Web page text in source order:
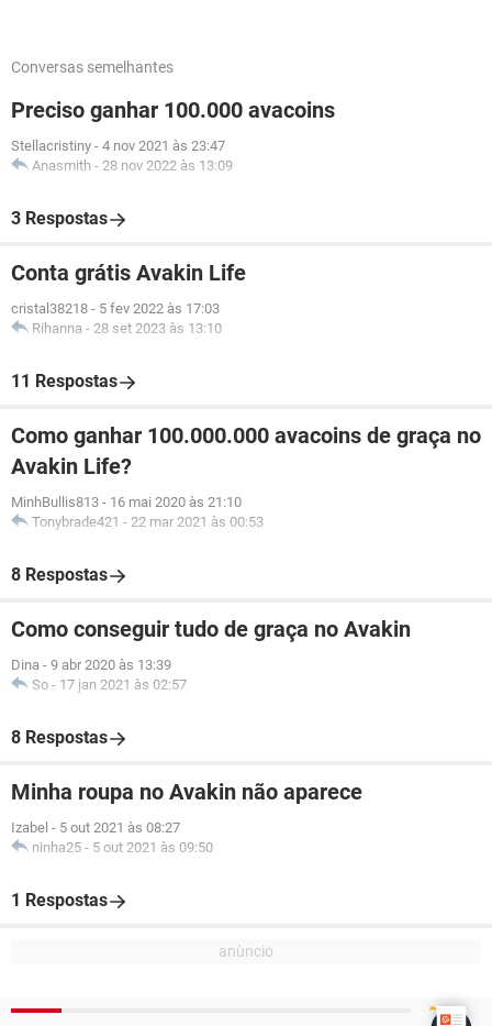
Conversas semelhantes
Preciso ganhar 100.000 avacoins
Stellacristiny - 4 nov 2021 às 23:47
Anasmith - 28 nov 2022 às 13:09
3 Respostas
Conta grátis Avakin Life
cristal38218 - 5 fev 2022 às 17:03
Rihanna - 28 set 2023 às 13:10
11 Respostas
Como ganhar 100.000.000 avacoins de graça no
Avakin Life?
MinhBullis813 - 16 mai 2020 às 21:10
Tonybrade421 - 22 mar 2021 às 00:53
8 Respostas
Como conseguir tudo de graça no Avakin
Dina - 9 abr 2020 às 13:39
So - 17 jan 2021 às 02:57
8 Respostas
Minha roupa no Avakin não aparece
Izabel - 5 out 2021 às 08:27
ninha25 - 5 out 2021 às 09:50
1 Respostas